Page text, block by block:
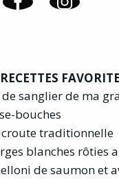
de sanglier de ma
bouches
traditionnelle
blanches rôties
de saumon et